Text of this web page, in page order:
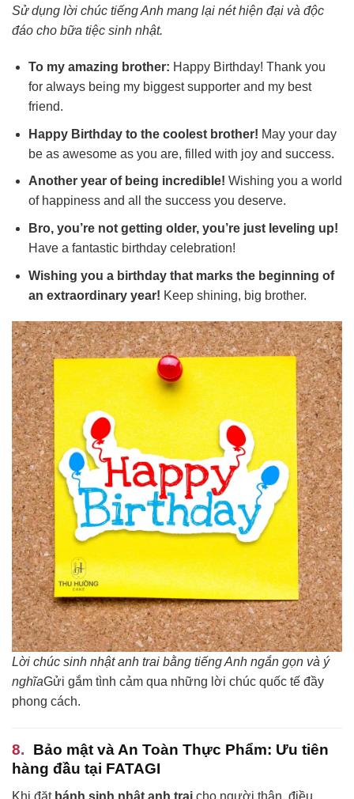
Sử dụng lời chúc tiếng Anh mang lại nét hiện đại và độc
đáo cho bữa tiệc sinh nhật.
To my amazing brother: Happy Birthday! Thank you
for always being my biggest supporter and my best
friend.
Happy Birthday to the coolest brother! May your day
be as awesome as you are, filled with joy and success.
Another year of being incredible! Wishing you a world
of happiness and all the success you deserve.
Bro, you’re not getting older, you’re just leveling up!
Have a fantastic birthday celebration!
Wishing you a birthday that marks the beginning of
an extraordinary year! Keep shining, big brother.
Lời chúc sinh nhật anh trai bằng tiếng Anh ngắn gọn và ý
nghĩaGửi gắm tình cảm qua những lời chúc quốc tế đầy
phong cách.
Bảo mật và An Toàn Thực Phẩm: Ưu tiên
hàng đầu tại FATAGI
Khi đặt bánh sinh nhật anh trai cho người thân, điều